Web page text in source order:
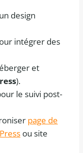
design
intégrer des
et
).
le suivi post-
page de
ou site